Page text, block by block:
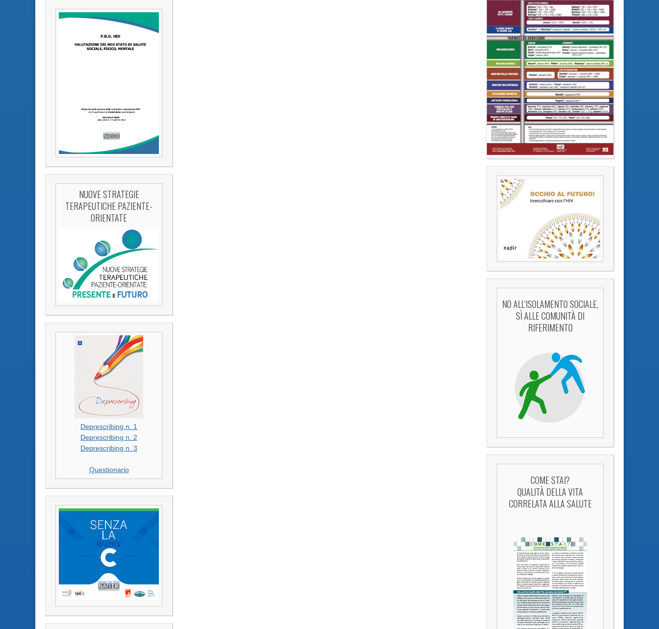
NUOVE STRATEGIE
TERAPEUTICHE PAZIENTE-
ORIENTATE
Deprescribing n. 1
Deprescribing n. 2
Deprescribing n. 3
Questionario
NO ALL’ISOLAMENTO SOCIALE,
SÌ ALLE COMUNITÀ DI
RIFERIMENTO
COME STAI?
QUALITÀ DELLA VITA
CORRELATA ALLA SALUTE